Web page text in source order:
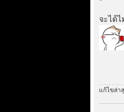
จะได้
แก้ไขล่า